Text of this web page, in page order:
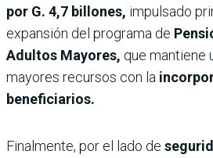
por G. 4,7 billones, impulsado
expansión del programa de
Adultos Mayores, que mantiene
mayores recursos con la
beneficiarios.
Finalmente, por el lado de